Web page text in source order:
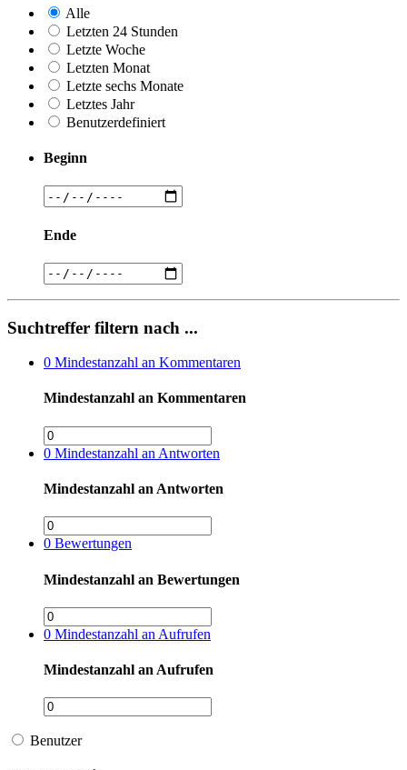
Alle
Letzten 24 Stunden
Letzte Woche
Letzten Monat
Letzte sechs Monate
Letztes Jahr
Benutzerdefiniert
Beginn
Ende
Suchtreffer filtern nach ...
0 Mindestanzahl an Kommentaren
Mindestanzahl an Kommentaren
0 Mindestanzahl an Antworten
Mindestanzahl an Antworten
0 Bewertungen
Mindestanzahl an Bewertungen
0 Mindestanzahl an Aufrufen
Mindestanzahl an Aufrufen
Benutzer